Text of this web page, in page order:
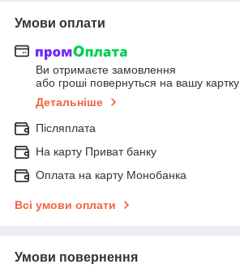
Умови оплати
Ви отримаєте замовлення
або гроші повернуться на вашу картку
Детальніше
Післяплата
На карту Приват банку
Оплата на карту Монобанка
Всі умови оплати
Умови повернення